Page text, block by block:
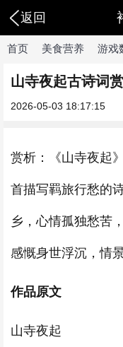
返回
首页 美食营养 游戏
山寺夜起古诗词
2026-05-03 18:17:15
赏析：《山寺夜起
首描写羁旅行愁的
乡，心情孤独愁苦
感慨身世浮沉，情
作品原文
山寺夜起